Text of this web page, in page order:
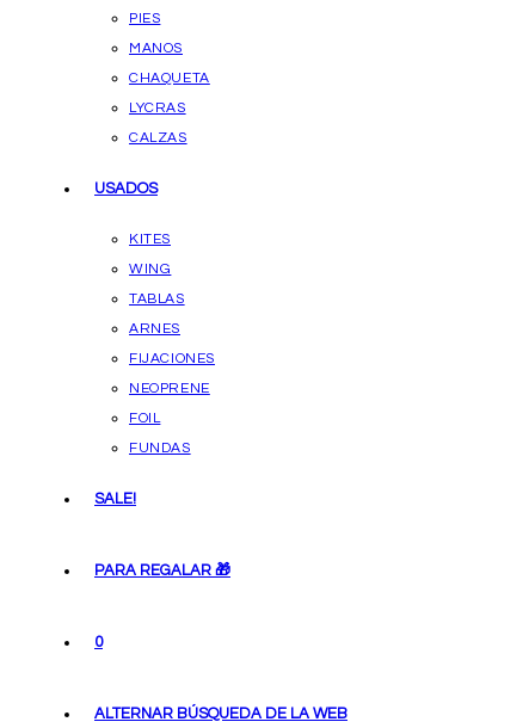
PIES
MANOS
CHAQUETA
LYCRAS
CALZAS
USADOS
KITES
WING
TABLAS
ARNES
FIJACIONES
NEOPRENE
FOIL
FUNDAS
SALE!
PARA REGALAR 🎁
0
ALTERNAR BÚSQUEDA DE LA WEB